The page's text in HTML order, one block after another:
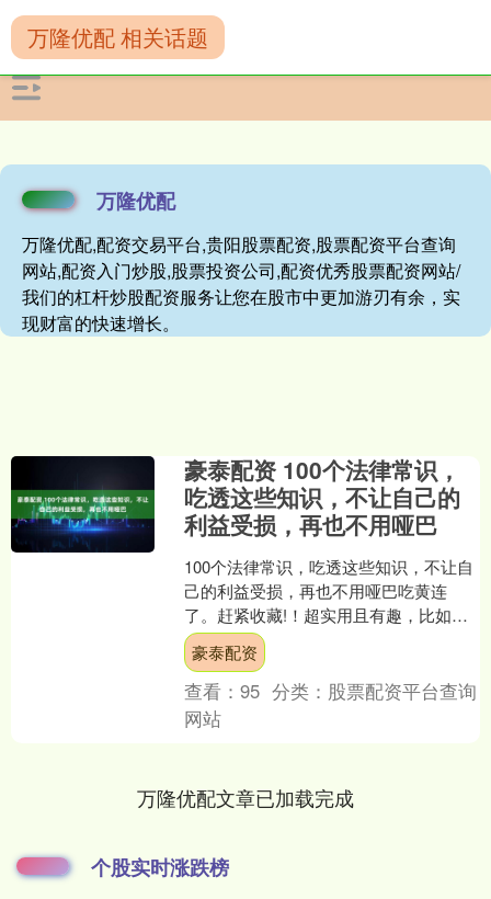
万隆优配
万隆优配,配资交易平台,贵阳股票配资,股票配资平台查询
网站,配资入门炒股,股票投资公司,配资优秀股票配资网站/
我们的杠杆炒股配资服务让您在股市中更加游刃有余，实
现财富的快速增长。
万隆优配 相关话题
豪泰配资 100个法律常识，
吃透这些知识，不让自己的
利益受损，再也不用哑巴
100个法律常识，吃透这些知识，不让自
己的利益受损，再也不用哑巴吃黄连
了。赶紧收藏!！超实用且有趣，比如违
约金过高或者过低，可以要求法院调整
吗？物业公司能采取停....
豪泰配资
查看：95 分类： 股票配资平台查询
网站
万隆优配文章已加载完成
个股实时涨跌榜